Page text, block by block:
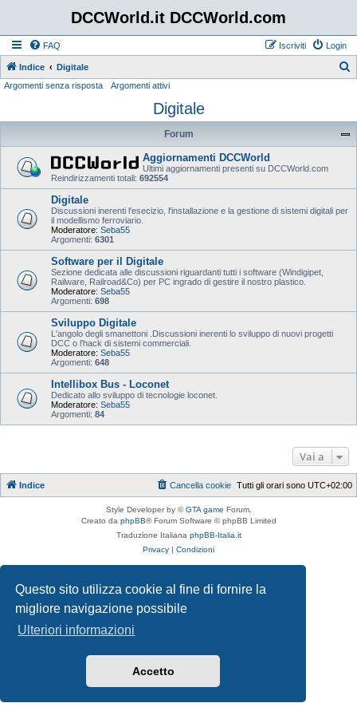
Questo sito utilizza cookie al fine di fornire la
migliore navigazione possibile
Ulteriori informazioni
Accetto
DCCWorld.it DCCWorld.com
FAQ Login
Iscriviti
Indice Digitale
c
Argomenti senza risposta Argomenti attivi
Digitale
Forum
Aggiornamenti DCCWorld
Ultimi aggiornamenti presenti su DCCWorld.com
Reindirizzamenti totali: 692554
Digitale
Discussioni inerenti l'esecizio, l'installazione e la gestione di sistemi digitali per
il modellismo ferroviario.
Moderatore: Seba55
Argomenti: 6301
Software per il Digitale
Sezione dedicata alle discussioni riguardanti tutti i software (Windigipet,
Railware, Railroad&Co) per PC ingrado di gestire il nostro plastico.
Moderatore: Seba55
Argomenti: 698
Sviluppo Digitale
L'angolo degli smanettoni .Discussioni inerenti lo sviluppo di nuovi progetti
DCC o l'hack di sistemi commerciali.
Moderatore: Seba55
Argomenti: 648
Intellibox Bus - Loconet
Dedicato allo sviluppo di tecnologie loconet.
Moderatore: Seba55
Argomenti: 84
Vai a
Indice Tutti gli orari sono UTC+02:00
Cancella cookie
Style Developer by ©GTA game Forum.
Creato da phpBB® Forum Software © phpBB Limited
Traduzione Italiana phpBB-Italia.it
Privacy | Condizioni